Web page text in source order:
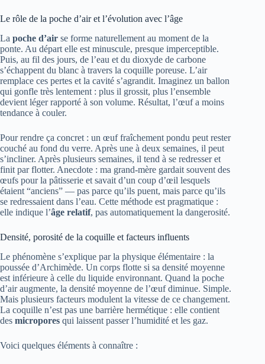
Le rôle de la poche d’air et l’évolution avec l’âge
La poche d’air se forme naturellement au moment de la
ponte. Au départ elle est minuscule, presque imperceptible.
Puis, au fil des jours, de l’eau et du dioxyde de carbone
s’échappent du blanc à travers la coquille poreuse. L’air
remplace ces pertes et la cavité s’agrandit. Imaginez un ballon
qui gonfle très lentement : plus il grossit, plus l’ensemble
devient léger rapporté à son volume. Résultat, l’œuf a moins
tendance à couler.
Pour rendre ça concret : un œuf fraîchement pondu peut rester
couché au fond du verre. Après une à deux semaines, il peut
s’incliner. Après plusieurs semaines, il tend à se redresser et
finit par flotter. Anecdote : ma grand-mère gardait souvent des
œufs pour la pâtisserie et savait d’un coup d’œil lesquels
étaient “anciens” — pas parce qu’ils puent, mais parce qu’ils
se redressaient dans l’eau. Cette méthode est pragmatique :
elle indique l’âge relatif, pas automatiquement la dangerosité.
Densité, porosité de la coquille et facteurs influents
Le phénomène s’explique par la physique élémentaire : la
poussée d’Archimède. Un corps flotte si sa densité moyenne
est inférieure à celle du liquide environnant. Quand la poche
d’air augmente, la densité moyenne de l’œuf diminue. Simple.
Mais plusieurs facteurs modulent la vitesse de ce changement.
La coquille n’est pas une barrière hermétique : elle contient
des micropores qui laissent passer l’humidité et les gaz.
Voici quelques éléments à connaître :